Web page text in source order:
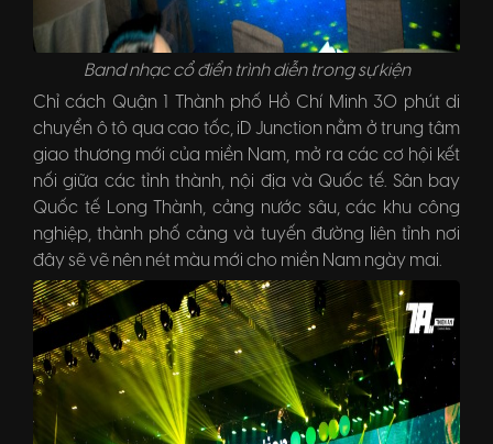
Band nhạc cổ điển trình diễn trong sự kiện
Chỉ cách Quận 1 Thành phố Hồ Chí Minh 30 phút di
chuyển ô tô qua cao tốc, iD Junction nằm ở trung tâm
giao thương mới của miền Nam, mở ra các cơ hội kết
nối giữa các tỉnh thành, nội địa và Quốc tế. Sân bay
Quốc tế Long Thành, cảng nước sâu, các khu công
nghiệp, thành phố cảng và tuyến đường liên tỉnh nơi
đây sẽ vẽ nên nét màu mới cho miền Nam ngày mai.